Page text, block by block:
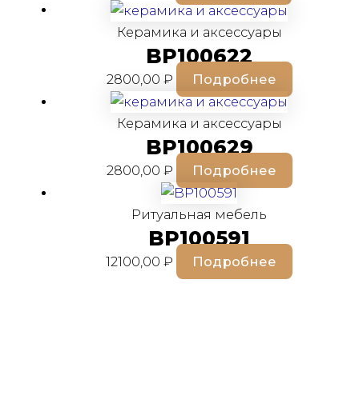
Керамика и аксессуары
BP100622
2800,00 ₽ Подробнее
Керамика и аксессуары
BP100629
2800,00 ₽ Подробнее
Ритуальная мебель
BP100591
12100,00₽ Подробнее